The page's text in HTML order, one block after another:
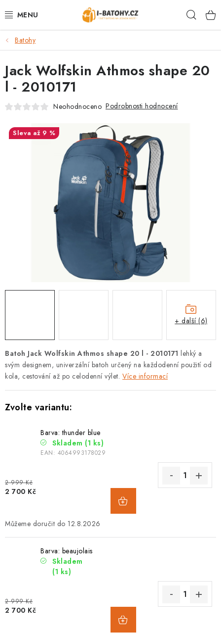
na
VÝPRODEJ %
BATOHY
TAŠKY, KABELKY
DOPLŇKY A PŘÍSLUŠENSTVÍ
PODLE AKTIVITY
Vše o nákupu Kontakty
O nás
Blog
Batohy
Batoh Jack Wolfskin Athmos shape 20 l - 2010171 lehký a
svým designem, univerzální batoh určený na každodenní použití od
kola, cestování až po celodenní výlet. Více informací
Barva: thunder blue
Skladem (1 ks)
EAN: 4064993178029
2 999 Kč
2 700 Kč
12.8.2026
Barva: beaujolais
Skladem
(1 ks)
2 999 Kč
2 700 Kč
Jack Wolfskin Athmos shape 20
l - 2010171
Neohodnoceno Podrobnosti hodnocení
až 9 %
+ další (6)